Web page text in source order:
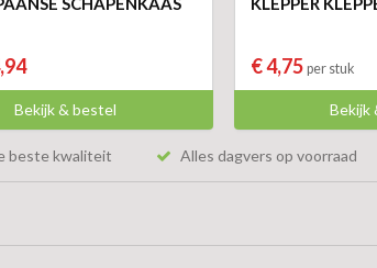
Bekijk & bestel
€ 4,75 per stuk
Bekijk
beste kwaliteit Alles dagvers op voorraad